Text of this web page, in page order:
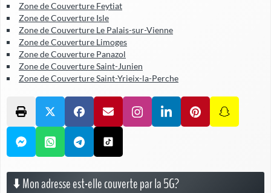
Zone de Couverture Feytiat
Zone de Couverture Isle
Zone de Couverture Le Palais-sur-Vienne
Zone de Couverture Limoges
Zone de Couverture Panazol
Zone de Couverture Saint-Junien
Zone de Couverture Saint-Yrieix-la-Perche
⬇️ Mon adresse est-elle couverte par la 5G?